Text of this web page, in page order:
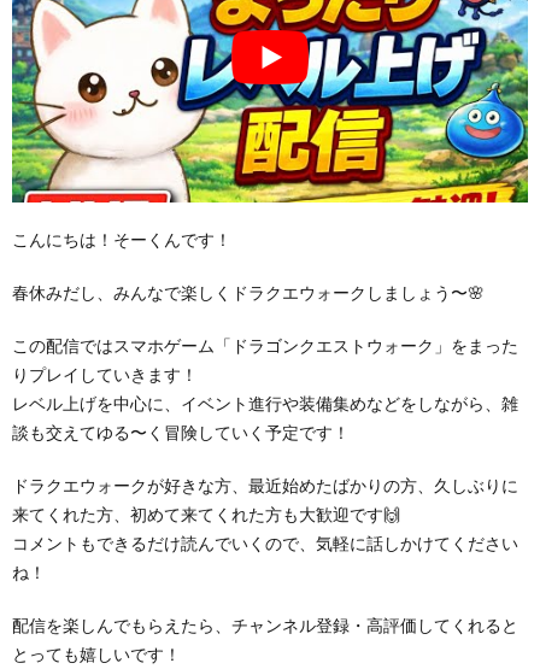
こんにちは！そーくんです！
春休みだし、みんなで楽しくドラクエウォークしましょう〜🌸
この配信ではスマホゲーム「ドラゴンクエストウォーク」をまった
りプレイしていきます！
レベル上げを中心に、イベント進行や装備集めなどをしながら、雑
談も交えてゆる〜く冒険していく予定です！
ドラクエウォークが好きな方、最近始めたばかりの方、久しぶりに
来てくれた方、初めて来てくれた方も大歓迎です🙌
コメントもできるだけ読んでいくので、気軽に話しかけてください
ね！
配信を楽しんでもらえたら、チャンネル登録・高評価してくれると
とっても嬉しいです！